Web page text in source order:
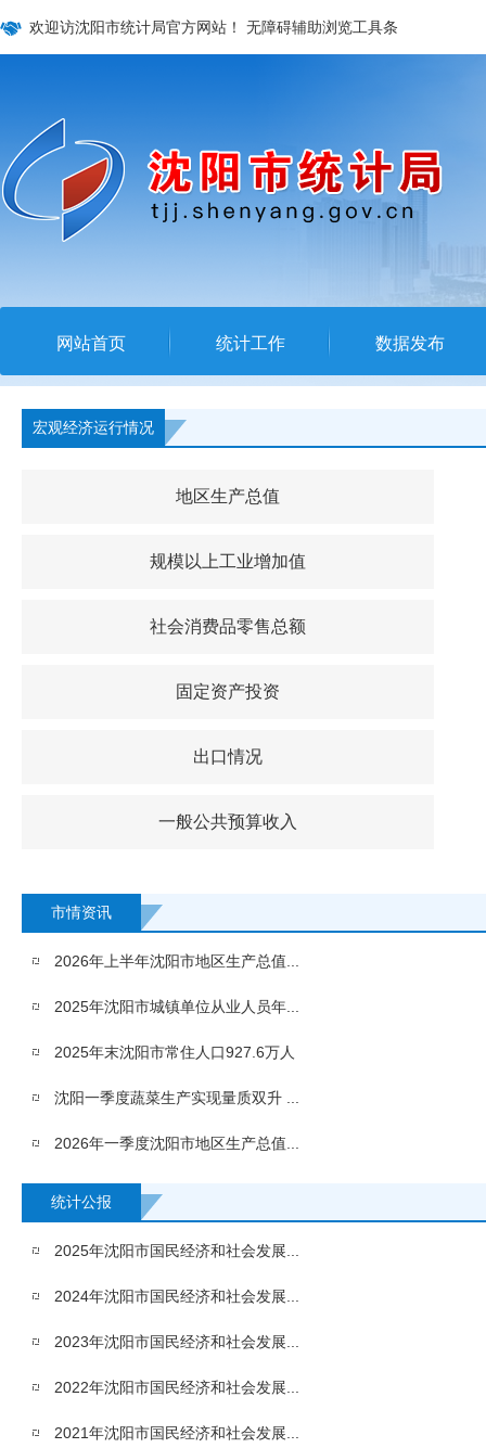
欢迎访沈阳市统计局官方网站！ 无障碍辅助浏览工具条
网站首页 统计工作 数据发布
宏观经济运行情况
地区生产总值
规模以上工业增加值
社会消费品零售总额
固定资产投资
出口情况
一般公共预算收入
市情资讯
2026年上半年沈阳市地区生产总值...
2025年沈阳市城镇单位从业人员年...
2025年末沈阳市常住人口927.6万人
沈阳一季度蔬菜生产实现量质双升 ...
2026年一季度沈阳市地区生产总值...
统计公报
2025年沈阳市国民经济和社会发展...
2024年沈阳市国民经济和社会发展...
2023年沈阳市国民经济和社会发展...
2022年沈阳市国民经济和社会发展...
2021年沈阳市国民经济和社会发展...